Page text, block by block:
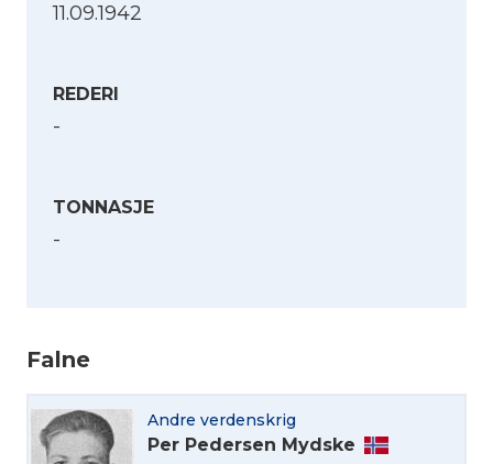
11.09.1942
REDERI
-
TONNASJE
-
Falne
Andre verdenskrig
Per Pedersen Mydske
Velg språk